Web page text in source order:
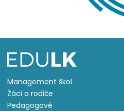
Management škol
Žáci a rodiče
Pedagogové